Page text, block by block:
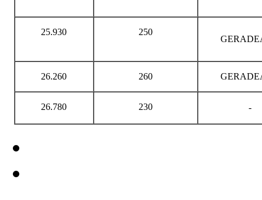
25.930 250
26.260 260
26.780 230 -